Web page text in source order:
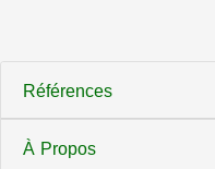
Références
À Propos